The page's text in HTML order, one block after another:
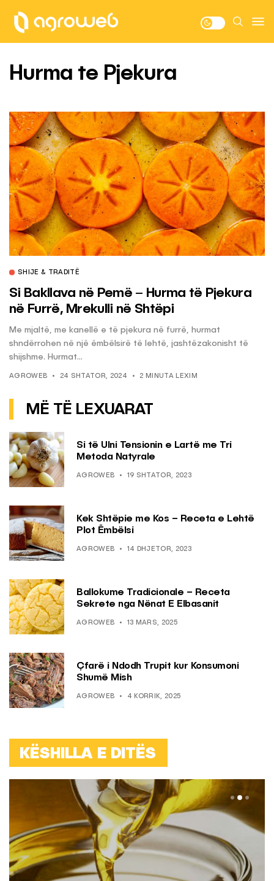
Hurma te Pjekura
SHIJE & TRADITË
Si Bakllava në Pemë – Hurma të Pjekura
në Furrë, Mrekulli në Shtëpi
Me mjaltë, me kanellë e të pjekura në furrë, hurmat
shndërrohen në një ëmbëlsirë të lehtë, jashtëzakonisht të
shijshme. Hurmat...
AGROWEB 24 SHTATOR, 2024 2 MINUTA LEXIM
MË TË LEXUARAT
Si të Ulni Tensionin e Lartë me Tri
Metoda Natyrale
AGROWEB 19 SHTATOR, 2023
Kek Shtëpie me Kos – Receta e Lehtë
Plot Ëmbëlsi
AGROWEB 14 DHJETOR, 2023
Ballokume Tradicionale – Receta
Sekrete nga Nënat E Elbasanit
AGROWEB 13 MARS, 2025
Çfarë i Ndodh Trupit kur Konsumoni
Shumë Mish
AGROWEB 4 KORRIK, 2025
KËSHILLA E DITËS